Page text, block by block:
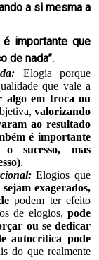
a si mesma a
importante que
de nada”.
Elogia porque
que vale a
algo em troca ou
valorizando
ao resultado
é importante
sucesso, mas
.
Elogios que
exagerados,
podem ter efeito
de elogios, pode
ou se dedicar
autocrítica pode
do que realmente